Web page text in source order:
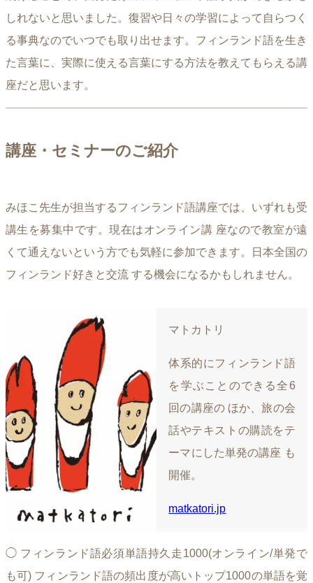
しれないと思いました。復習や日々の学習によって自らつく
る事典なのでいつでも取り出せます。フィンランド語を生き
た言葉に、実際に使える言葉にする方法を教えてもらえる講
座だと思います。
講座・セミナーのご紹介
みほこ先生が担当するフィンランド語講座では、いずれも受
講生を募集中です。現在はオンライン講 座なので教室が遠
くて通えないという方でも気軽に参加できます。日本全国の
フィンランド好きと交流 する機会になるかもしれません。
マトカトリ
体系的にフィンランド語
を学ぶことのできる全6
回の講座の ほか、旅の会
話やテキストの購読をテ
ーマにした単発の講座 も
開催。
matkatori.jp
◯ フィンランド語必須単語持久走1000(オンライン/単発で
も可) フィンランド語の頻出度が高いトップ1000の単語を覚